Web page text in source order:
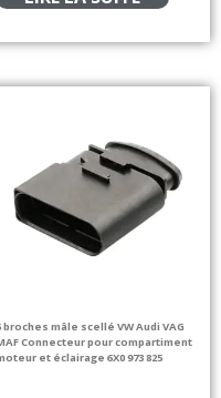
broches mâle scellé VW Audi VAG
Connecteur pour compartiment
et éclairage 6X0 973 825